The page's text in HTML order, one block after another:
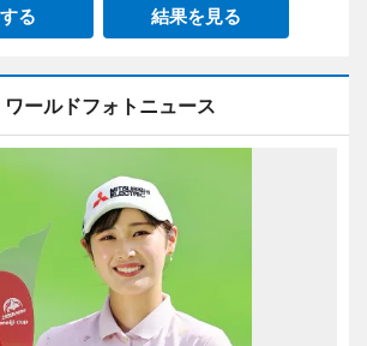
る 結果を見る
ワールドフォトニュース